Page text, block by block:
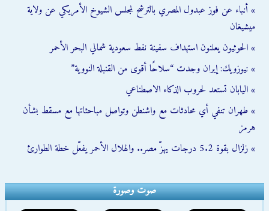
» أنباء عن فوز عبدول المصري بالترشح لمجلس الشيوخ الأمريكي عن ولاية
ميشيغان
» الحوثيون يعلنون استهداف سفينة نفط سعودية شمالي البحر الأحمر
» نيوزويك: إيران وجدت “سلاحًا أقوى من القنبلة النووية”
» اليابان تستعد لحروب الذكاء الاصطناعي
» طهران تنفي أي محادثات مع واشنطن وتواصل مباحثاتها مع مسقط بشأن
هرمز
» زلزال بقوة 5.2 درجات يهزّ مصر.. والهلال الأحمر يفعّل خطة الطوارئ
صوت وصورة